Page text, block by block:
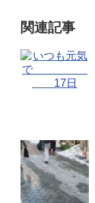
関連記事